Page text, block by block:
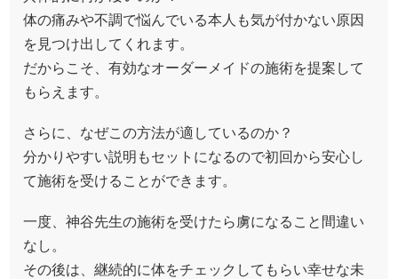
体の痛みや不調で悩んでいる本人も気が付かない原因
を見つけ出してくれます。
だからこそ、有効なオーダーメイドの施術を提案して
もらえます。
さらに、なぜこの方法が適しているのか？
分かりやすい説明もセットになるので初回から安心し
て施術を受けることができます。
一度、神谷先生の施術を受けたら虜になること間違い
なし。
その後は、継続的に体をチェックしてもらい幸せな未